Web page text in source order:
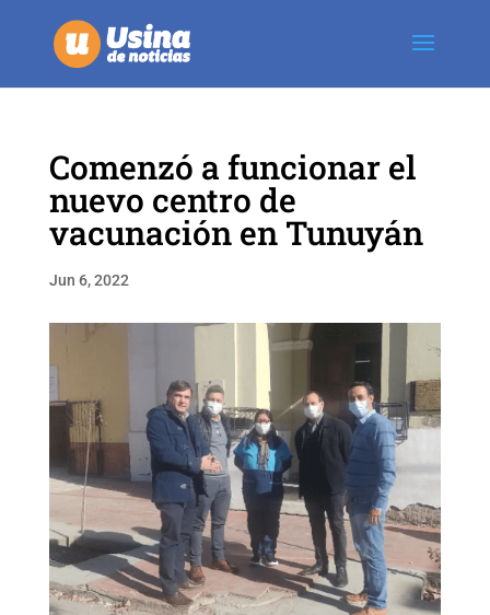
Comenzó a funcionar el
nuevo centro de
vacunación en Tunuyán
Jun 6, 2022